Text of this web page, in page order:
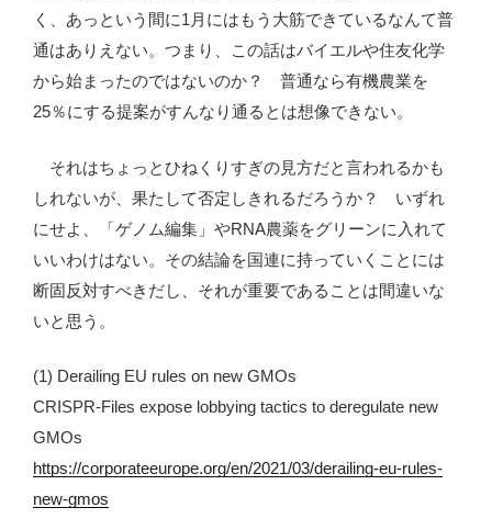
く、あっという間に1月にはもう大筋できているなんて普
通はありえない。つまり、この話はバイエルや住友化学
から始まったのではないのか？ 普通なら有機農業を
25％にする提案がすんなり通るとは想像できない。
それはちょっとひねくりすぎの見方だと言われるかも
しれないが、果たして否定しきれるだろうか？ いずれ
にせよ、「ゲノム編集」やRNA農薬をグリーンに入れて
いいわけはない。その結論を国連に持っていくことには
断固反対すべきだし、それが重要であることは間違いな
いと思う。
(1) Derailing EU rules on new GMOs
CRISPR-Files expose lobbying tactics to deregulate new
GMOs
https://corporateeurope.org/en/2021/03/derailing-eu-rules-
new-gmos